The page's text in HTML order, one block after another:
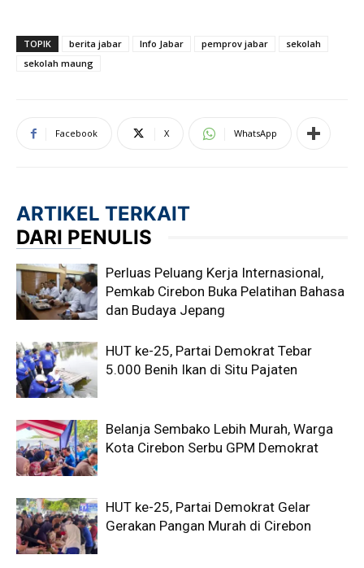
TOPIK berita jabar Info Jabar pemprov jabar
sekolah
sekolah maung
Facebook X WhatsApp
ARTIKEL TERKAIT
DARI PENULIS
Perluas Peluang Kerja Internasional,
Pemkab Cirebon Buka Pelatihan Bahasa
dan Budaya Jepang
HUT ke-25, Partai Demokrat Tebar
5.000 Benih Ikan di Situ Pajaten
Belanja Sembako Lebih Murah, Warga
Kota Cirebon Serbu GPM Demokrat
HUT ke-25, Partai Demokrat Gelar
Gerakan Pangan Murah di Cirebon